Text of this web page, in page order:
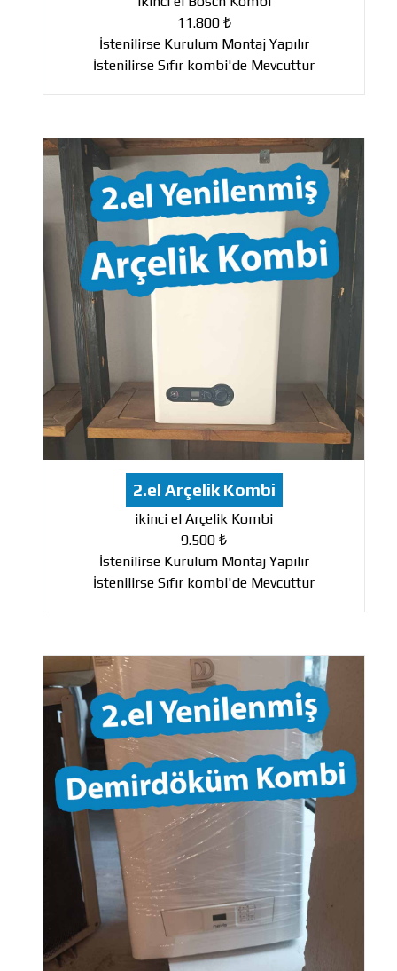
11.800 ₺
İstenilirse Kurulum Montaj Yapılır
İstenilirse Sıfır kombi'de Mevcuttur
2.el Arçelik Kombi
ikinci el Arçelik Kombi
9.500 ₺
İstenilirse Kurulum Montaj Yapılır
İstenilirse Sıfır kombi'de Mevcuttur